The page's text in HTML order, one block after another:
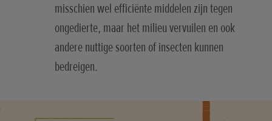
misschien wel efficiënte middelen zijn tegen
ongedierte, maar het milieu vervuilen en ook
andere nuttige soorten of insecten kunnen
bedreigen.